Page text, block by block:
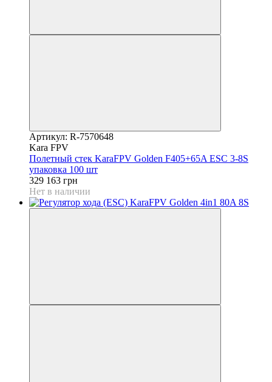
Артикул: R-7570648
Kara FPV
Полетный стек KaraFPV Golden F405+65A ESC 3-8S
упаковка 100 шт
329 163 грн
Нет в наличии